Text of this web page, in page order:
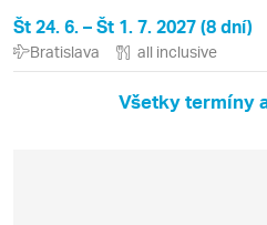
Št 24. 6. – Št 1. 7. 2027 (8 dní)
Bratislava all inclusive
Všetky termíny